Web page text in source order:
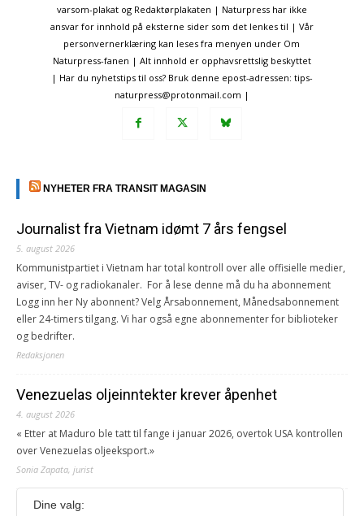
varsom-plakat og Redaktørplakaten | Naturpress har ikke
ansvar for innhold på eksterne sider som det lenkes til | Vår
personvernerklæring kan leses fra menyen under Om
Naturpress-fanen | Alt innhold er opphavsrettslig beskyttet
| Har du nyhetstips til oss? Bruk denne epost-adressen: tips-
naturpress@protonmail.com |
NYHETER FRA TRANSIT MAGASIN
Journalist fra Vietnam idømt 7 års fengsel
5. august 2026
Kommunistpartiet i Vietnam har total kontroll over alle offisielle medier,
aviser, TV- og radiokanaler. For å lese denne må du ha abonnement
Logg inn her Ny abonnent? Velg Årsabonnement, Månedsabonnement
eller 24-timers tilgang. Vi har også egne abonnementer for biblioteker
og bedrifter.
Redaksjonen
Venezuelas oljeinntekter krever åpenhet
4. august 2026
« Etter at Maduro ble tatt til fange i januar 2026, overtok USA kontrollen
over Venezuelas oljeeksport.»
Sonia Zapata, jurist
117,8 millioner er på flukt, en nedgang fra forrige
Dine valg: